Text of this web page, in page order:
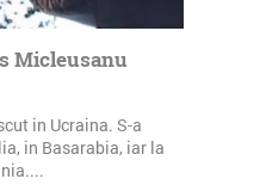
Micleusanu
in Ucraina. S-a
in Basarabia, iar la